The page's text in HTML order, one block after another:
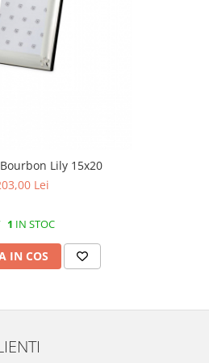
Lily 15x20
Lei
1 IN STOC
IN COS